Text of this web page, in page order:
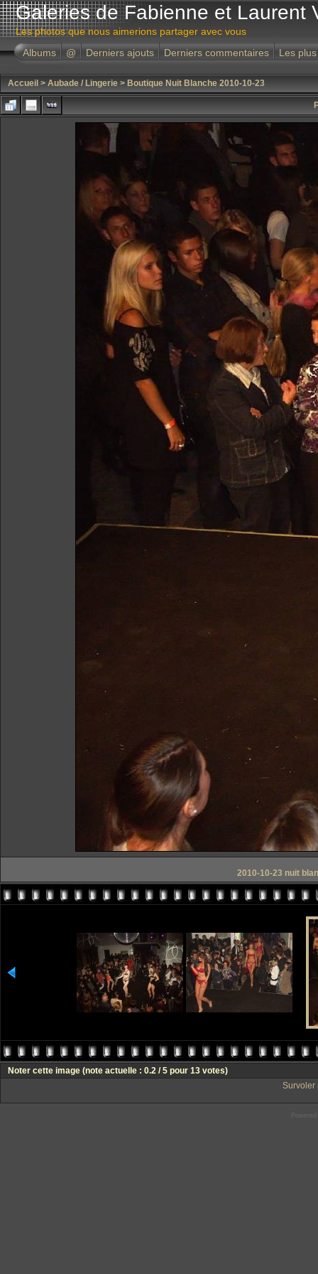
Galeries de Fabienne et Laurent
Les photos que nous aimerions partager avec vous
Albums
@ Derniers ajouts Derniers commentaires Les
Accueil > Aubade / Lingerie > Boutique Nuit Blanche 2010-10-23
2010-10-23 nuit
Noter cette image (note actuelle : 0.2 / 5 pour 13 votes)
Survoler